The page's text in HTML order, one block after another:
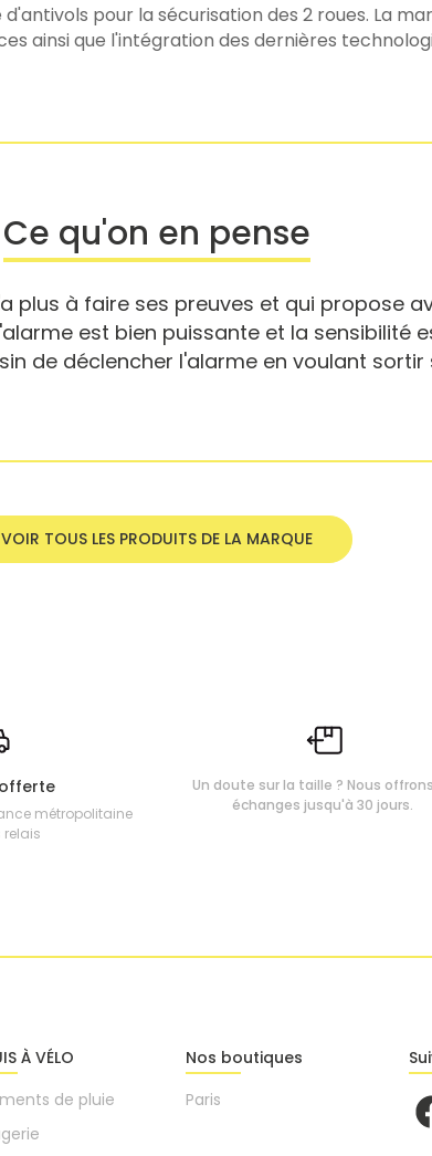
pour la sécurisation des 2 roues. La
ainsi que l'intégration des dernières
Ce qu'on en pense
plus à faire ses preuves et qui propose
est bien puissante et la sensibilité
de déclencher l'alarme en voulant sortir
VOIR TOUS LES PRODUITS DE LA MARQUE
métropolitaine
relais
Un doute sur la taille ? Nous
échanges jusqu'à 30 jours.
À VÉLO
de pluie
Nos boutiques
Paris